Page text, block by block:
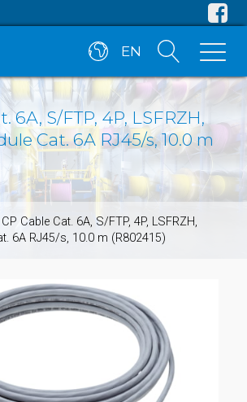
EN
6A, S/FTP, 4P, LSFRZH,
Cat. 6A RJ45/s, 10.0 m
CP Cable Cat. 6A, S/FTP, 4P, LSFRZH,
6A RJ45/s, 10.0 m (R802415)